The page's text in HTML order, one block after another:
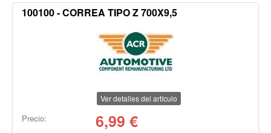
100100 - CORREA TIPO Z 700X9,5
Ver detalles del artículo
Precio: 6,99 €